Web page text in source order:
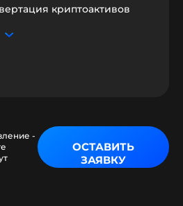
криптоактивов
-
ОСТАВИТЬ
ЗАЯВКУ